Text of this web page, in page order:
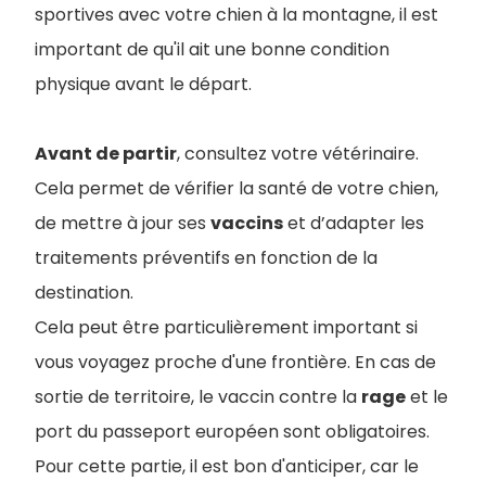
sportives avec votre chien à la montagne, il est
important de qu'il ait une bonne condition
physique avant le départ.
Avant de partir, consultez votre vétérinaire.
Cela permet de vérifier la santé de votre chien,
de mettre à jour ses vaccinset d’adapter les
traitements préventifs en fonction de la
destination.
Cela peut être particulièrement important si
vous voyagez proche d'une frontière. En cas de
sortie de territoire, le vaccin contre la rageet le
port du passeport européen sont obligatoires.
Pour cette partie, il est bon d'anticiper, car le